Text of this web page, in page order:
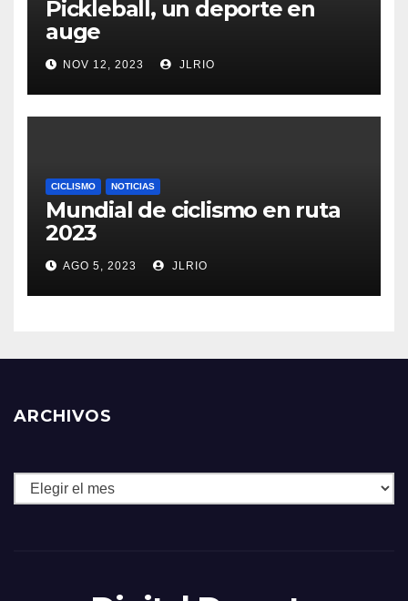
Pickleball, un deporte en
auge
NOV 12, 2023 JLRIO
CICLISMO NOTICIAS
Mundial de ciclismo en ruta
2023
AGO 5, 2023 JLRIO
ARCHIVOS
Archivos